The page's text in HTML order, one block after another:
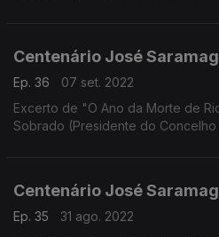
Centenário José
Ep. 36
07 set. 2022
Excerto de "O Ano da Morte de
Sobrado (Presidente do
Centenário José
Ep. 35
31 ago. 2022